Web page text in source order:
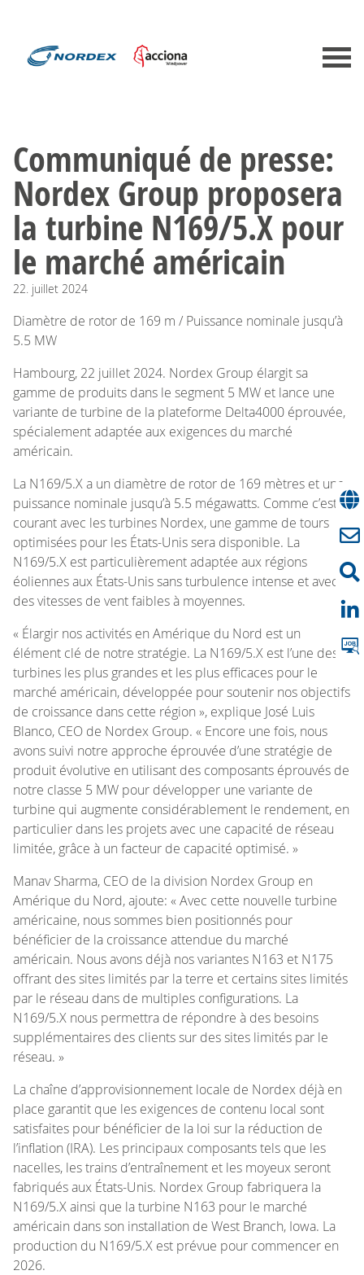
Communiqué de presse:
Nordex Group proposera
la turbine N169/5.X pour
le marché américain
22. juillet 2024
Diamètre de rotor de 169 m / Puissance nominale jusqu’à
5.5 MW
Hambourg, 22 juillet 2024. Nordex Group élargit sa
gamme de produits dans le segment 5 MW et lance une
variante de turbine de la plateforme Delta4000 éprouvée,
spécialement adaptée aux exigences du marché
américain.
La N169/5.X a un diamètre de rotor de 169 mètres et une
puissance nominale jusqu’à 5.5 mégawatts. Comme c’est
courant avec les turbines Nordex, une gamme de tours
optimisées pour les États-Unis sera disponible. La
N169/5.X est particulièrement adaptée aux régions
éoliennes aux États-Unis sans turbulence intense et avec
des vitesses de vent faibles à moyennes.
« Élargir nos activités en Amérique du Nord est un
élément clé de notre stratégie. La N169/5.X est l’une des
turbines les plus grandes et les plus efficaces pour le
marché américain, développée pour soutenir nos objectifs
de croissance dans cette région », explique José Luis
Blanco, CEO de Nordex Group. « Encore une fois, nous
avons suivi notre approche éprouvée d’une stratégie de
produit évolutive en utilisant des composants éprouvés de
notre classe 5 MW pour développer une variante de
turbine qui augmente considérablement le rendement, en
particulier dans les projets avec une capacité de réseau
limitée, grâce à un facteur de capacité optimisé. »
Manav Sharma, CEO de la division Nordex Group en
Amérique du Nord, ajoute: « Avec cette nouvelle turbine
américaine, nous sommes bien positionnés pour
bénéficier de la croissance attendue du marché
américain. Nous avons déjà nos variantes N163 et N175
offrant des sites limités par la terre et certains sites limités
par le réseau dans de multiples configurations. La
N169/5.X nous permettra de répondre à des besoins
supplémentaires des clients sur des sites limités par le
réseau. »
La chaîne d’approvisionnement locale de Nordex déjà en
place garantit que les exigences de contenu local sont
satisfaites pour bénéficier de la loi sur la réduction de
l’inflation (IRA). Les principaux composants tels que les
nacelles, les trains d’entraînement et les moyeux seront
fabriqués aux États-Unis. Nordex Group fabriquera la
N169/5.X ainsi que la turbine N163 pour le marché
américain dans son installation de West Branch, Iowa. La
production du N169/5.X est prévue pour commencer en
2026.